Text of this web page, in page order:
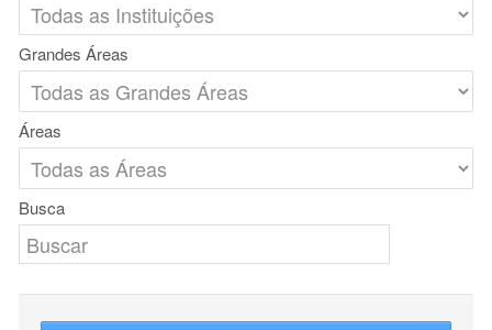
Grandes Áreas
Áreas
Busca